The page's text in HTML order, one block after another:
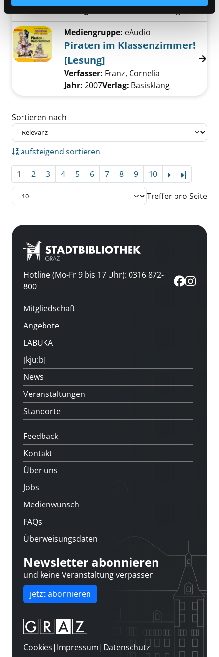
Mediengruppe: eAudio
Piraten im Klassenzimmer!
[Lesung]
Verfasser: Franz, Cornelia
Jahr: 2007Verlag: Basisklang
Zu den Suchfiltern springen
Sortieren nach
aufsteigend sortieren
1 2 3 4 5 6 7 8 9 10
Treffer pro Seite
Hotline (Mo-Fr 9 bis 17 Uhr): 0316 872-
800
Mitgliedschaft
Angebote
LABUKA
[kju:b]
News
Veranstaltungen
Standorte
Feedback
Kontakt
Über uns
Jobs
Medienwunsch
FAQs
Überweisungsdaten
Newsletter abonnieren
und keine Veranstaltung verpassen
jetzt abonnieren
Cookies| Impressum| Datenschutz